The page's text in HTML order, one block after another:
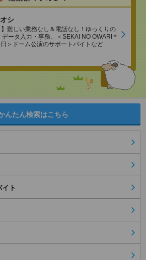
シ
】難しい業務なし＆電話なし！ゆっくりの
ータ入力・事務、＜SEKAI NO OWARI＊
＞ドーム公演のサポートバイトなど
んたん検索はこちら
ト